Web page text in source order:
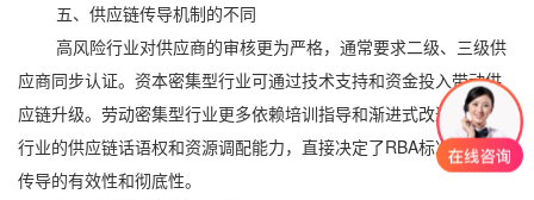
五、供应链传导机制的不同
高风险行业对供应商的审核更为严格，通常要求二级、三级供
应商同步认证。资本密集型行业可通过技术支持和资金投入带动供
应链升级。劳动密集型行业更多依赖培训指导和渐进式改进。不同
行业的供应链话语权和资源调配能力，直接决定了RBA标准向下游
传导的有效性和彻底性。